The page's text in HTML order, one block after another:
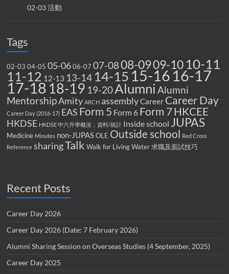
02-03 活動
Tags
02-03 04-05 05-06 06-07 07-0808-0909-10 10-11
11-12 12-13 13-14 14-15 15-16 16-17
17-18 18-19 19-20Alumni Alumni
MentorshipAmity ARCH assemblyCareer Career Day
Career Day (2016-17) EAS Form 5 Form 6 Form 7HKCEE
HKDSE HKDSE 中六升學概況，資料/統計 Inside school JUPAS
Medicine Minutes non-JUPAS OLE Outside school
Red Cross
Reference sharingTalk Walk for Living Water 求職及面試技巧
Recent Posts
Career Day 2026
Career Day 2026 (Date: 7 February 2026)
Alumni Sharing Session on Overseas Studies (4 September, 2025)
Career Day 2025